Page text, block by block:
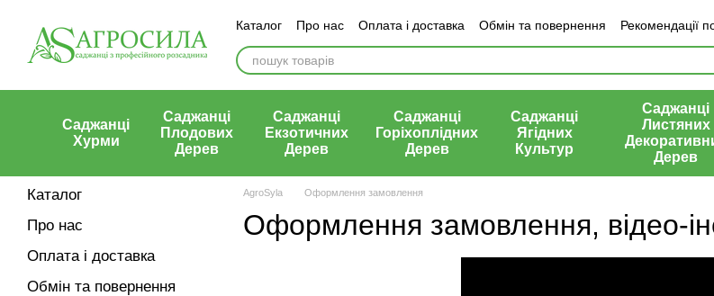
Каталог Про нас Оплата і доставка Обмін та повернення
Рекомендації
Статті
Контакти Відгуки про магазин
Саджанці
Хурми
Саджанці
Плодових
Дерев
Саджанці
Екзотичних
Дерев
Саджанці
Горіхоплідних
Дерев
Саджанці
Ягідних
Культур
Саджанці
Листяних
Дерев
AgroSyla Оформлення замовлення
Оформлення замовлення, відео-
Каталог
Про нас
Оплата і доставка
Обмін та повернення